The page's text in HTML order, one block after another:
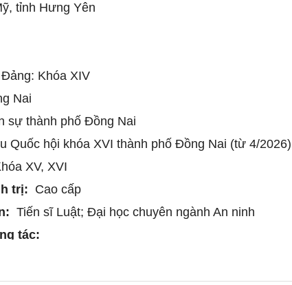
tỉnh Hưng Yên
Khóa XIV
Nai
sự thành phố Đồng Nai
Quốc hội khóa XVI thành phố Đồng Nai (từ 4/2026)
XV, XVI
trị:
Cao cấp
Tiến sĩ Luật; Đại học chuyên ngành An ninh
tác: